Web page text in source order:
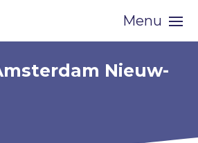
Menu
Nieuw-